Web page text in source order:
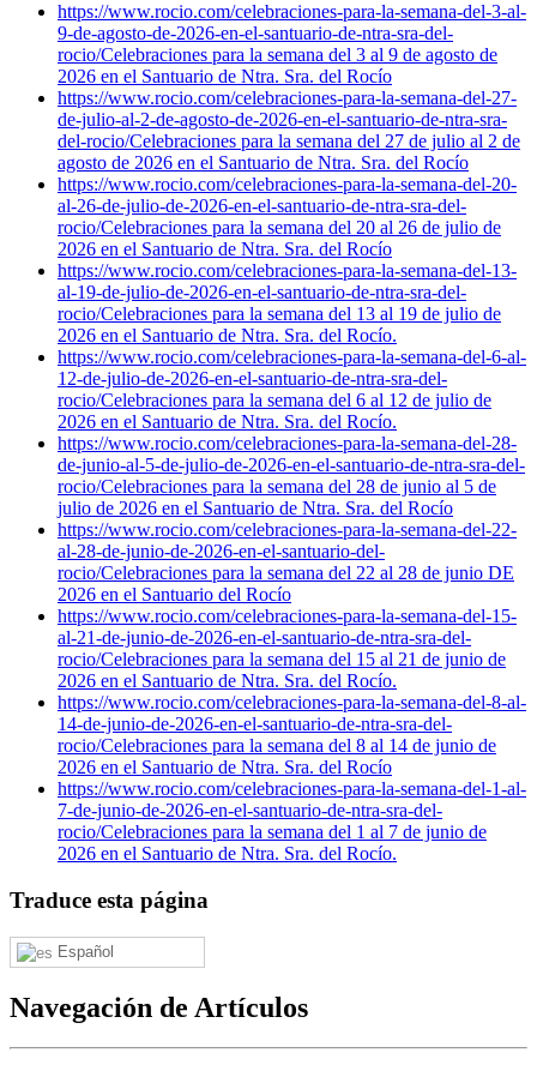
https://www.rocio.com/celebraciones-para-la-semana-del-3-al-
9-de-agosto-de-2026-en-el-santuario-de-ntra-sra-del-
rocio/Celebraciones para la semana del 3 al 9 de agosto de
2026 en el Santuario de Ntra. Sra. del Rocío
https://www.rocio.com/celebraciones-para-la-semana-del-27-
de-julio-al-2-de-agosto-de-2026-en-el-santuario-de-ntra-sra-
del-rocio/Celebraciones para la semana del 27 de julio al 2 de
agosto de 2026 en el Santuario de Ntra. Sra. del Rocío
https://www.rocio.com/celebraciones-para-la-semana-del-20-
al-26-de-julio-de-2026-en-el-santuario-de-ntra-sra-del-
rocio/Celebraciones para la semana del 20 al 26 de julio de
2026 en el Santuario de Ntra. Sra. del Rocío
https://www.rocio.com/celebraciones-para-la-semana-del-13-
al-19-de-julio-de-2026-en-el-santuario-de-ntra-sra-del-
rocio/Celebraciones para la semana del 13 al 19 de julio de
2026 en el Santuario de Ntra. Sra. del Rocío.
https://www.rocio.com/celebraciones-para-la-semana-del-6-al-
12-de-julio-de-2026-en-el-santuario-de-ntra-sra-del-
rocio/Celebraciones para la semana del 6 al 12 de julio de
2026 en el Santuario de Ntra. Sra. del Rocío.
https://www.rocio.com/celebraciones-para-la-semana-del-28-
de-junio-al-5-de-julio-de-2026-en-el-santuario-de-ntra-sra-del-
rocio/Celebraciones para la semana del 28 de junio al 5 de
julio de 2026 en el Santuario de Ntra. Sra. del Rocío
https://www.rocio.com/celebraciones-para-la-semana-del-22-
al-28-de-junio-de-2026-en-el-santuario-del-
rocio/Celebraciones para la semana del 22 al 28 de junio DE
2026 en el Santuario del Rocío
https://www.rocio.com/celebraciones-para-la-semana-del-15-
al-21-de-junio-de-2026-en-el-santuario-de-ntra-sra-del-
rocio/Celebraciones para la semana del 15 al 21 de junio de
2026 en el Santuario de Ntra. Sra. del Rocío.
https://www.rocio.com/celebraciones-para-la-semana-del-8-al-
14-de-junio-de-2026-en-el-santuario-de-ntra-sra-del-
rocio/Celebraciones para la semana del 8 al 14 de junio de
2026 en el Santuario de Ntra. Sra. del Rocío
https://www.rocio.com/celebraciones-para-la-semana-del-1-al-
7-de-junio-de-2026-en-el-santuario-de-ntra-sra-del-
rocio/Celebraciones para la semana del 1 al 7 de junio de
2026 en el Santuario de Ntra. Sra. del Rocío.
Traduce esta página
Español
Navegación de Artículos